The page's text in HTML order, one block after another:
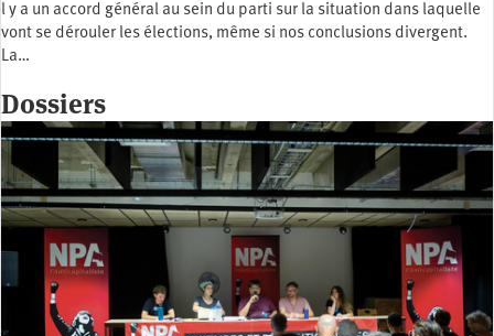
l y a un accord général au sein du parti sur la situation dans laquelle
vont se dérouler les élections, même si nos conclusions divergent.
La…
Dossiers